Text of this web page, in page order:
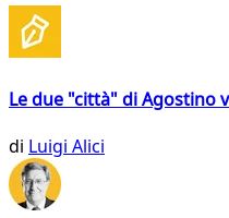
Le due "città" di Agostino
di Luigi Alici